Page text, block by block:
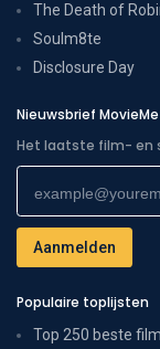
The Death of
Soulm8te
Disclosure Day
Nieuwsbrief
Het laatste film- en
Populaire toplijsten
Top 250 beste